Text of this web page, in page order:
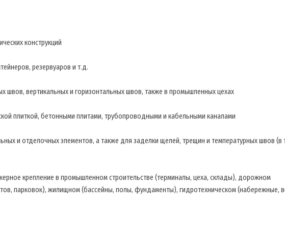
конструкций
резервуаров и т.д.
швов, вертикальных и горизонтальных швов, также в промышленных цехах
плиткой, бетонными плитами, трубопроводными и кабельными каналами
и отделочных элементов, а также для заделки щелей, трещин и температурных швов (в
крепление в промышленном строительстве (терминалы, цеха, склады), дорожном
парковок), жилищном (бассейны, полы, фундаменты), гидротехническом (набережные,